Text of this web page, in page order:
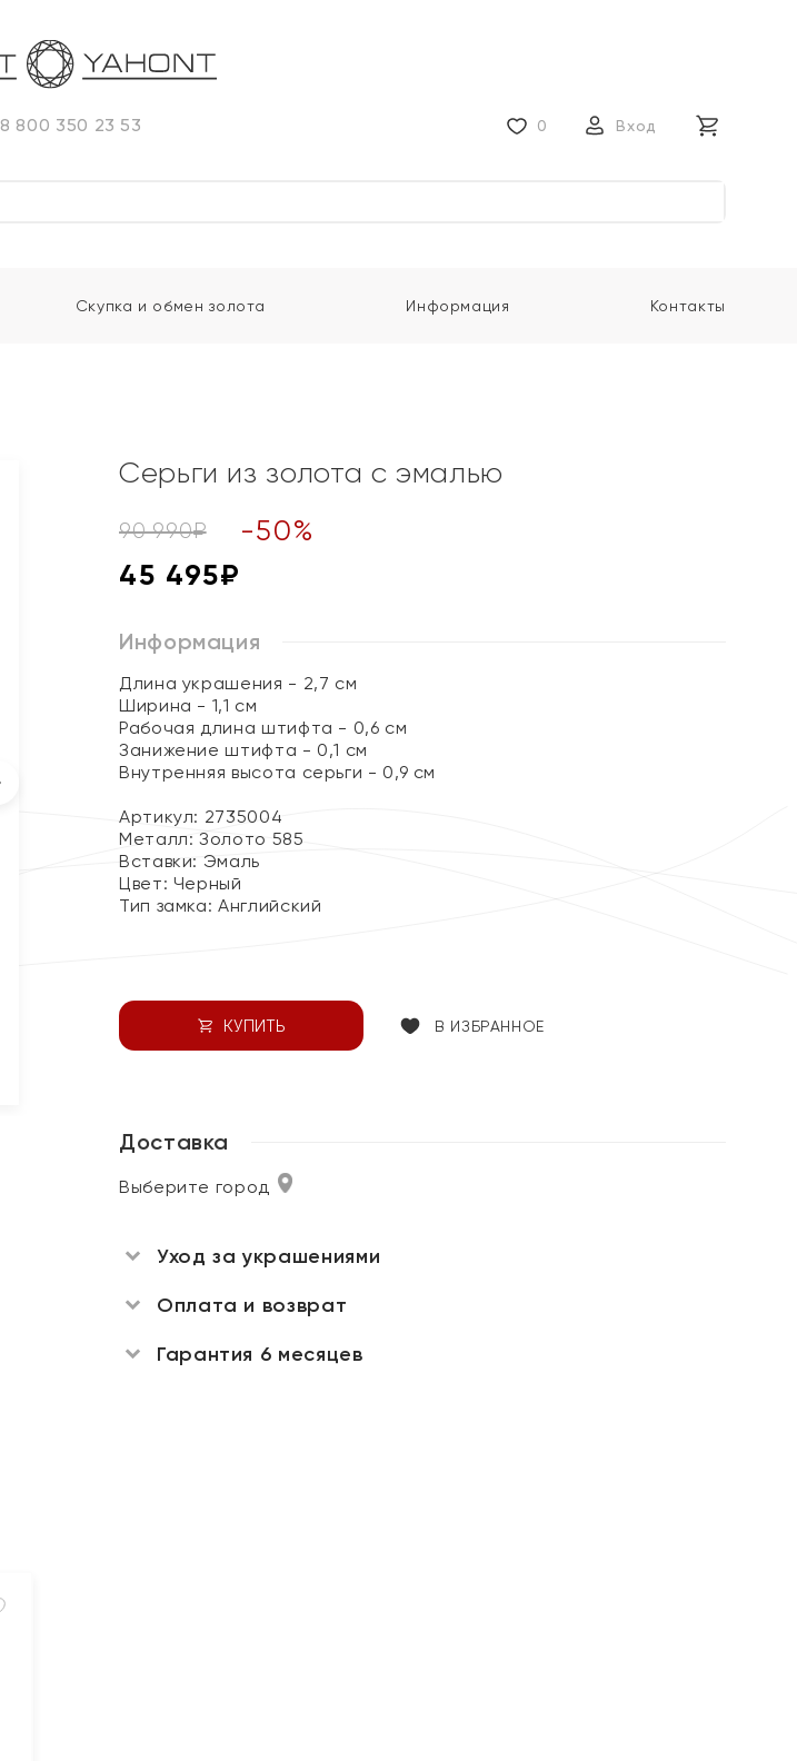
8 800 350 23 53 0 Вход
Скупка и обмен золота Информация Контакты
Серьги из золота с эмалью
90 990₽ -50%
45 495₽
Информация
Длина украшения - 2,7 см
Ширина - 1,1 см
Рабочая длина штифта - 0,6 см
Занижение штифта - 0,1 см
Внутренняя высота серьги - 0,9 см
Артикул: 2735004
Металл:Золото 585
Вставки: Эмаль
Цвет: Черный
Тип замка:Английский
КУПИТЬ В ИЗБРАННОЕ
Доставка
Выберите город
Уход за украшениями
Оплата и возврат
Гарантия 6 месяцев